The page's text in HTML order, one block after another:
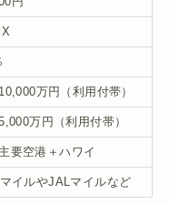
万円（利用付帯）
万円（利用付帯）
要空港＋ハワイ
イルやJALマイルなど